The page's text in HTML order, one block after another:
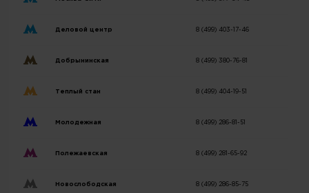
Деловой центр 8 (499) 403-17-46
Добрынинская 8 (499) 380-76-81
Теплый стан 8 (499) 404-19-51
Молодежная 8 (499) 286-81-51
Полежаевская 8 (499) 281-65-92
Новослободская 8 (499) 286-85-75